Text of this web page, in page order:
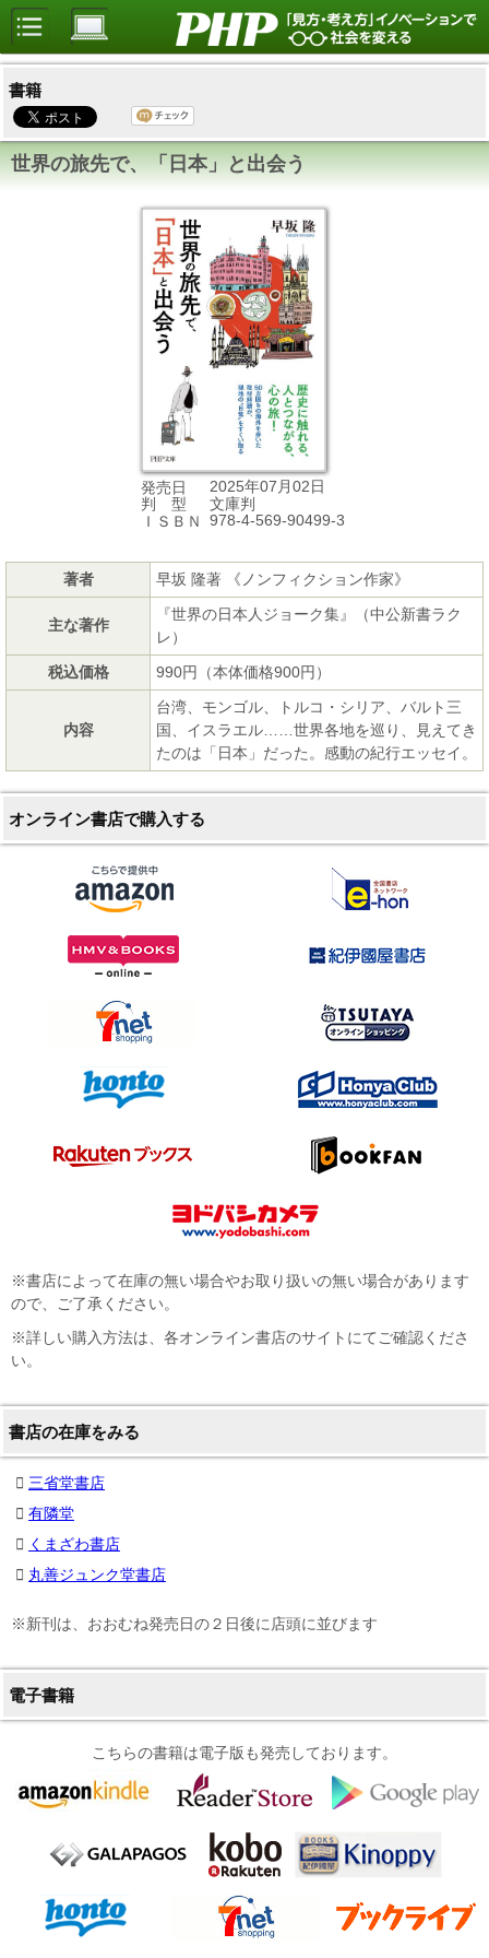
書籍
世界の旅先で、「日本」と出会う
発売日
2025年07月02日
判 型
文庫判
ＩＳＢＮ
978-4-569-90499-3
著者 早坂 隆著 《ノンフィクション作家》
主な著作
『世界の日本人ジョーク集』（中公新書ラク
レ）
税込価格
990円（本体価格900円）
内容
台湾、モンゴル、トルコ・シリア、バルト三
国、イスラエル……世界各地を巡り、見えてき
たのは「日本」だった。感動の紀行エッセイ。
オンライン書店で購入する
※書店によって在庫の無い場合やお取り扱いの無い場合があります
ので、ご了承ください。
※詳しい購入方法は、各オンライン書店のサイトにてご確認くださ
い。
書店の在庫をみる
三省堂書店
有隣堂
くまざわ書店
丸善ジュンク堂書店
※新刊は、おおむね発売日の２日後に店頭に並びます
電子書籍
こちらの書籍は電子版も発売しております。